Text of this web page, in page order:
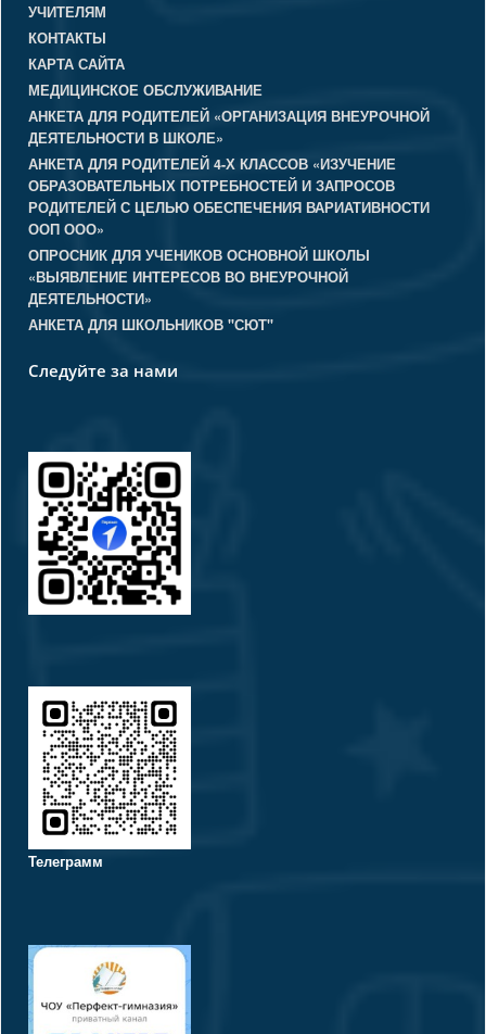
УЧИТЕЛЯМ
КОНТАКТЫ
КАРТА САЙТА
МЕДИЦИНСКОЕ ОБСЛУЖИВАНИЕ
АНКЕТА ДЛЯ РОДИТЕЛЕЙ «ОРГАНИЗАЦИЯ ВНЕУРОЧНОЙ
ДЕЯТЕЛЬНОСТИ В ШКОЛЕ»
АНКЕТА ДЛЯ РОДИТЕЛЕЙ 4-Х КЛАССОВ «ИЗУЧЕНИЕ
ОБРАЗОВАТЕЛЬНЫХ ПОТРЕБНОСТЕЙ И ЗАПРОСОВ
РОДИТЕЛЕЙ С ЦЕЛЬЮ ОБЕСПЕЧЕНИЯ ВАРИАТИВНОСТИ
ООП ООО»
ОПРОСНИК ДЛЯ УЧЕНИКОВ ОСНОВНОЙ ШКОЛЫ
«ВЫЯВЛЕНИЕ ИНТЕРЕСОВ ВО ВНЕУРОЧНОЙ
ДЕЯТЕЛЬНОСТИ»
АНКЕТА ДЛЯ ШКОЛЬНИКОВ "СЮТ"
Следуйте за нами
Телеграмм